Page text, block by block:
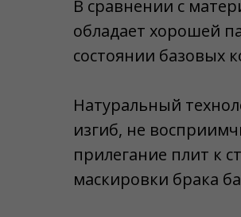
В сравнении с
обладает хорошей
состоянии базовых
Натуральный
изгиб, не
прилегание плит к
маскировки брака